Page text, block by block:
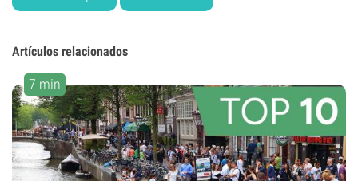
Artículos relacionados
7 min